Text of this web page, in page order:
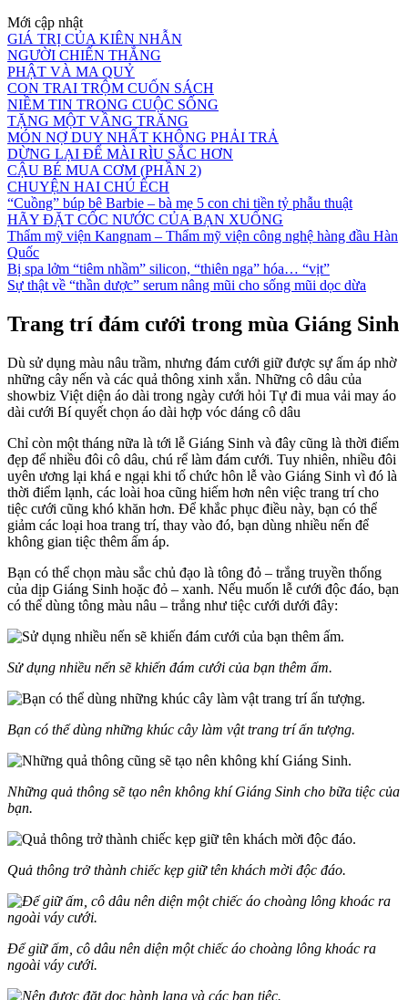
Mới cập nhật
GIÁ TRỊ CỦA KIÊN NHẪN
NGƯỜI CHIẾN THẮNG
PHẬT VÀ MA QUỶ
CON TRAI TRỘM CUỐN SÁCH
NIỀM TIN TRONG CUỘC SỐNG
TẶNG MỘT VẦNG TRĂNG
MÓN NỢ DUY NHẤT KHÔNG PHẢI TRẢ
DỪNG LẠI ĐỂ MÀI RÌU SẮC HƠN
CẬU BÉ MUA CƠM (PHẦN 2)
CHUYỆN HAI CHÚ ẾCH
“Cuồng” búp bê Barbie – bà mẹ 5 con chi tiền tỷ phẫu thuật
HÃY ĐẶT CỐC NƯỚC CỦA BẠN XUỐNG
Thẩm mỹ viện Kangnam – Thẩm mỹ viện công nghệ hàng đầu Hàn
Quốc
Bị spa lởm “tiêm nhầm” silicon, “thiên nga” hóa… “vịt”
Sự thật về “thần dược” serum nâng mũi cho sống mũi dọc dừa
Trang trí đám cưới trong mùa Giáng Sinh
Dù sử dụng màu nâu trầm, nhưng đám cưới giữ được sự ấm áp nhờ
những cây nến và các quả thông xinh xắn. Những cô dâu của
showbiz Việt diện áo dài trong ngày cưới hỏi Tự đi mua vải may áo
dài cưới Bí quyết chọn áo dài hợp vóc dáng cô dâu
Chỉ còn một tháng nữa là tới lễ Giáng Sinh và đây cũng là thời điểm
đẹp để nhiều đôi cô dâu, chú rể làm đám cưới. Tuy nhiên, nhiều đôi
uyên ương lại khá e ngại khi tổ chức hôn lễ vào Giáng Sinh vì đó là
thời điểm lạnh, các loài hoa cũng hiếm hơn nên việc trang trí cho
tiệc cưới cũng khó khăn hơn. Để khắc phục điều này, bạn có thể
giảm các loại hoa trang trí, thay vào đó, bạn dùng nhiều nến để
không gian tiệc thêm ấm áp.
Bạn có thể chọn màu sắc chủ đạo là tông đỏ – trắng truyền thống
của dịp Giáng Sinh hoặc đỏ – xanh. Nếu muốn lễ cưới độc đáo, bạn
có thể dùng tông màu nâu – trắng như tiệc cưới dưới đây:
Sử dụng nhiều nến sẽ khiến đám cưới của bạn thêm ấm.
Bạn có thể dùng những khúc cây làm vật trang trí ấn tượng.
Những quả thông sẽ tạo nên không khí Giáng Sinh cho bữa tiệc của
bạn.
Quả thông trở thành chiếc kẹp giữ tên khách mời độc đáo.
Để giữ ấm, cô dâu nên diện một chiếc áo choàng lông khoác ra
ngoài váy cưới.